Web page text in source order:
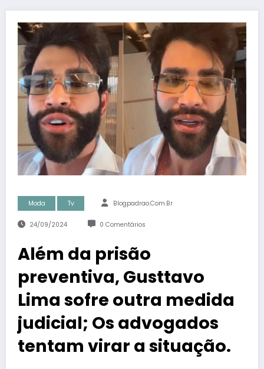
Moda Tv Blogpadrao.com.br
24/09/2024 0 Comentários
Além da prisão
preventiva, Gusttavo
Lima sofre outra medida
judicial; Os advogados
tentam virar a situação.